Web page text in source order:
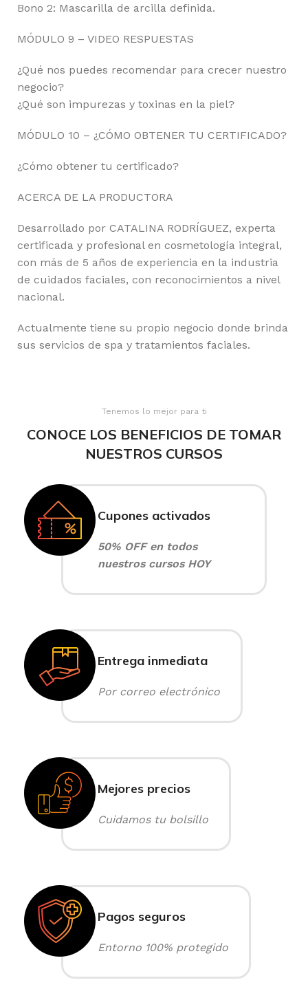
Bono 2: Mascarilla de arcilla definida.
MÓDULO 9 – VIDEO RESPUESTAS
¿Qué nos puedes recomendar para crecer nuestro
negocio?
¿Qué son impurezas y toxinas en la piel?
MÓDULO 10 – ¿CÓMO OBTENER TU CERTIFICADO?
¿Cómo obtener tu certificado?
ACERCA DE LA PRODUCTORA
Desarrollado por CATALINA RODRÍGUEZ, experta
certificada y profesional en cosmetología integral,
con más de 5 años de experiencia en la industria
de cuidados faciales, con reconocimientos a nivel
nacional.
Actualmente tiene su propio negocio donde brinda
sus servicios de spa y tratamientos faciales.
Tenemos lo mejor para ti
CONOCE LOS BENEFICIOS DE TOMAR
NUESTROS CURSOS
Cupones activados
50% OFF en todos
nuestros cursos HOY
Entrega inmediata
Por correo electrónico
Mejores precios
Cuidamos tu bolsillo
Pagos seguros
Entorno 100% protegido